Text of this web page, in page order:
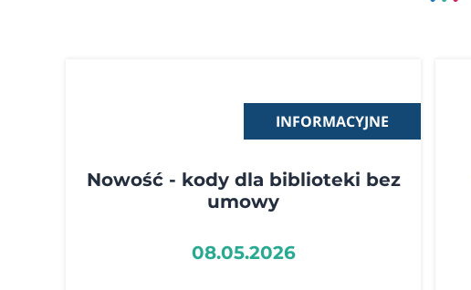
INFORMACYJNE
Nowość - kody dla biblioteki bez
umowy
08.05.2026